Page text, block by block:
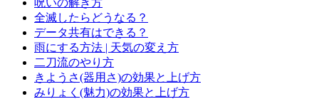
呪いの解き方
全滅したらどうなる？
データ共有はできる？
雨にする方法 | 天気の変え方
二刀流のやり方
きようさ(器用さ)の効果と上げ方
みりょく(魅力)の効果と上げ方